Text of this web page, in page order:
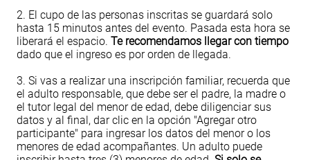
2. El cupo de las personas inscritas se guardará solo
hasta 15 minutos antes del evento. Pasada esta hora se
liberará el espacio. Te recomendamos llegar con tiempo
dado que el ingreso es por orden de llegada.
3. Si vas a realizar una inscripción familiar, recuerda que
el adulto responsable, que debe ser el padre, la madre o
el tutor legal del menor de edad, debe diligenciar sus
datos y al final, dar clic en la opción "Agregar otro
participante" para ingresar los datos del menor o los
menores de edad acompañantes. Un adulto puede